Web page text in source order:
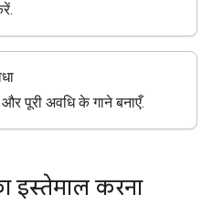
पूरी अवधि के गाने बनाएँ.
इस्तेमाल करना